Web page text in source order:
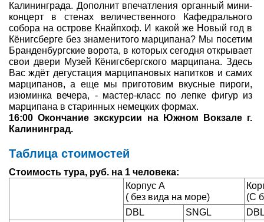
Калининграда. Дополнит впечатления органный мини-
концерт в стенах величественного Кафедрального
собора на острове Кнайпхоф. И какой же Новый год в
Кёнигсберге без знаменитого марципана? Мы посетим
Бранденбургские ворота, в которых сегодня открывает
свои двери Музей Кёнигсбергского марципана. Здесь
Вас ждёт дегустация марципановых напитков и самих
марципанов, а еще мы приготовим вкусные пироги,
изюминка вечера, - мастер-класс по лепке фигур из
марципана в старинных немецких формах.
16:00 Окончание экскурсии на Южном Вокзале г.
Калининград.
Таблица стоимостей
Стоимость тура, руб. на 1 человека:
Корпус А
( без вида на море)
(С
DBL
SNGL